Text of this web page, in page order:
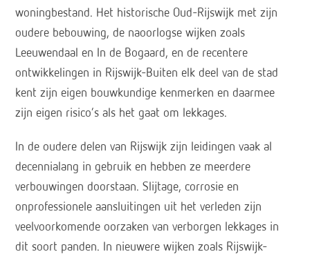
woningbestand. Het historische Oud-Rijswijk met zijn
oudere bebouwing, de naoorlogse wijken zoals
Leeuwendaal en In de Bogaard, en de recentere
ontwikkelingen in Rijswijk-Buiten elk deel van de stad
kent zijn eigen bouwkundige kenmerken en daarmee
zijn eigen risico’s als het gaat om lekkages.
In de oudere delen van Rijswijk zijn leidingen vaak al
decennialang in gebruik en hebben ze meerdere
verbouwingen doorstaan. Slijtage, corrosie en
onprofessionele aansluitingen uit het verleden zijn
veelvoorkomende oorzaken van verborgen lekkages in
dit soort panden. In nieuwere wijken zoals Rijswijk-